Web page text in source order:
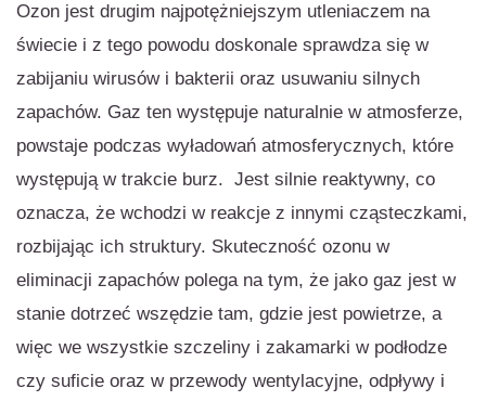
Ozon jest drugim najpotężniejszym utleniaczem na
świecie i z tego powodu doskonale sprawdza się w
zabijaniu wirusów i bakterii oraz usuwaniu silnych
zapachów. Gaz ten występuje naturalnie w atmosferze,
powstaje podczas wyładowań atmosferycznych, które
występują w trakcie burz. Jest silnie reaktywny, co
oznacza, że wchodzi w reakcje z innymi cząsteczkami,
rozbijając ich struktury. Skuteczność ozonu w
eliminacji zapachów polega na tym, że jako gaz jest w
stanie dotrzeć wszędzie tam, gdzie jest powietrze, a
więc we wszystkie szczeliny i zakamarki w podłodze
czy suficie oraz w przewody wentylacyjne, odpływy i